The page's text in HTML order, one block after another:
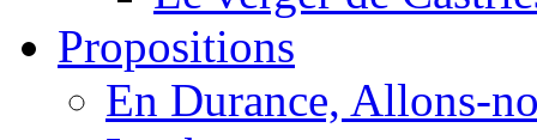
Propositions
En Durance, Allons-